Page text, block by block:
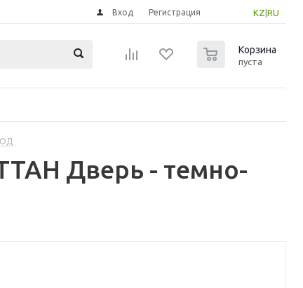
KZ RU
Вход Регистрация
Корзина
пуста
Дверь - темно-